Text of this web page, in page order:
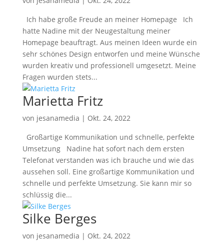
Ich habe große Freude an meiner Homepage Ich
hatte Nadine mit der Neugestaltung meiner
Homepage beauftragt. Aus meinen Ideen wurde ein
sehr schönes Design entworfen und meine Wünsche
wurden kreativ und professionell umgesetzt. Meine
Fragen wurden stets...
Marietta Fritz
von jesanamedia | Okt. 24, 2022
Großartige Kommunikation und schnelle, perfekte
Umsetzung Nadine hat sofort nach dem ersten
Telefonat verstanden was ich brauche und wie das
aussehen soll. Eine großartige Kommunikation und
schnelle und perfekte Umsetzung. Sie kann mir so
schlüssig die...
Silke Berges
von jesanamedia | Okt. 24, 2022